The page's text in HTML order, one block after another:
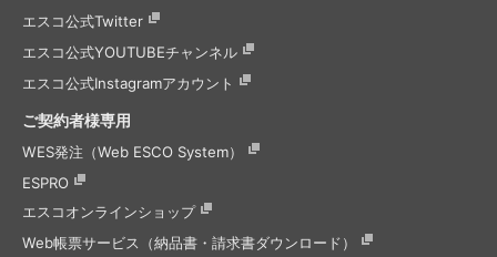
エスコ公式Twitter
エスコ公式YOUTUBEチャンネル
エスコ公式Instagramアカウント
ご契約者様専用
WES発注（Web ESCO System）
ESPRO
エスコオンラインショップ
Web帳票サービス（納品書・請求書ダウンロード）